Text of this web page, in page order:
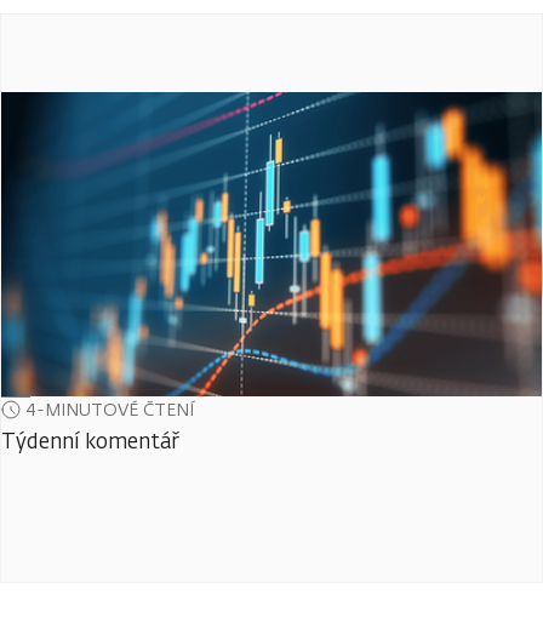
4-MINUTOVÉ ČTENÍ
Týdenní komentář